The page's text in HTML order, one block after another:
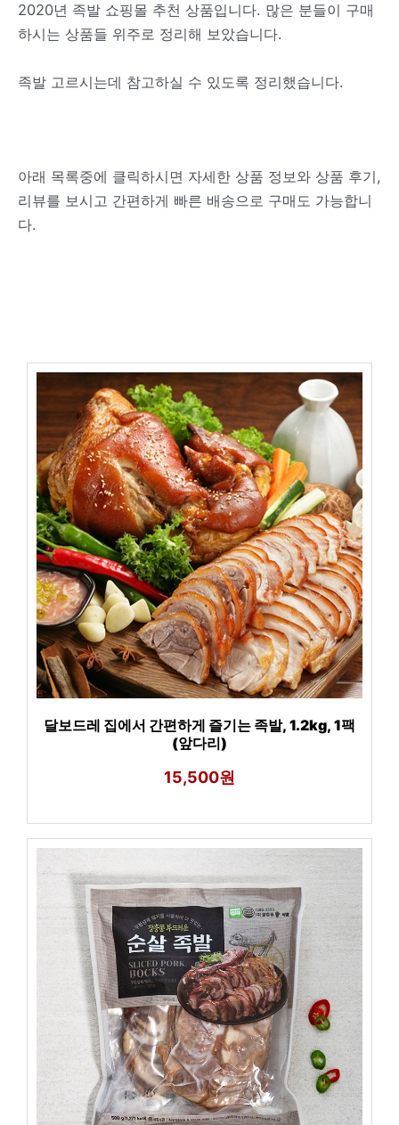
2020년 족발 쇼핑몰 추천 상품입니다. 많은 분들이 구매
하시는 상품들 위주로 정리해 보았습니다.
족발 고르시는데 참고하실 수 있도록 정리했습니다.
아래 목록중에 클릭하시면 자세한 상품 정보와 상품 후기,
리뷰를 보시고 간편하게 빠른 배송으로 구매도 가능합니
다.
달보드레 집에서 간편하게 즐기는 족발, 1.2kg, 1팩
(앞다리)
15,500원